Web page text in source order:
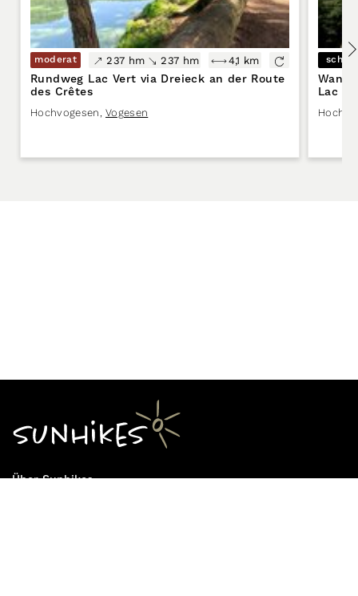
moderat 237 hm 237 hm 4,1 km
Rundweg Lac Vert via Dreieck an der Route
des Crêtes
Hochvogesen , Vogesen
Lac
Über Sunhikes